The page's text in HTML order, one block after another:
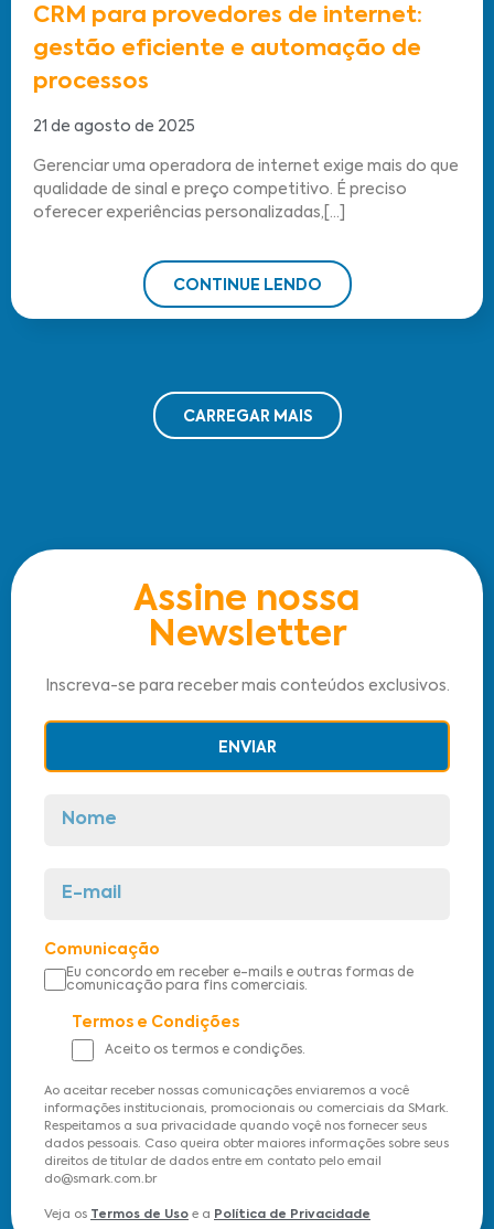
CRM para provedores de internet:
gestão eficiente e automação de
processos
21 de agosto de 2025
Gerenciar uma operadora de internet exige mais do que
qualidade de sinal e preço competitivo. É preciso
oferecer experiências personalizadas,[...]
CONTINUE LENDO
CARREGAR MAIS
Assine nossa
Newsletter
Inscreva-se para receber mais conteúdos exclusivos.
Comunicação
Eu concordo em receber e-mails e outras formas de
comunicação para fins comerciais.
Termos e Condições
Aceito os termos e condições.
Ao aceitar receber nossas comunicações enviaremos a você
informações institucionais, promocionais ou comerciais da SMark.
Respeitamos a sua privacidade quando voçê nos fornecer seus
dados pessoais. Caso queira obter maiores informações sobre seus
direitos de titular de dados entre em contato pelo email
do@smark.com.br
Veja os Termos de Uso e a Política de Privacidade
ENVIAR